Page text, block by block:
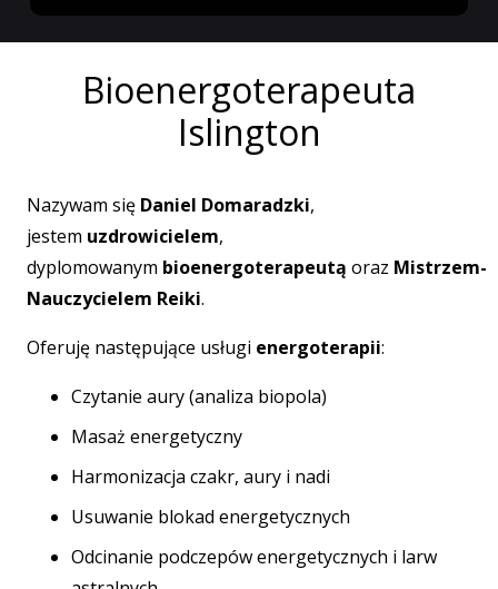
Bioenergoterapeuta
Islington
Nazywam się Daniel Domaradzki,
jestem uzdrowicielem,
dyplomowanym bioenergoterapeutą oraz Mistrzem-
Nauczycielem Reiki.
Oferuję następujące usługi energoterapii:
Czytanie aury (analiza biopola)
Masaż energetyczny
Harmonizacja czakr, aury i nadi
Usuwanie blokad energetycznych
Odcinanie podczepów energetycznych i larw